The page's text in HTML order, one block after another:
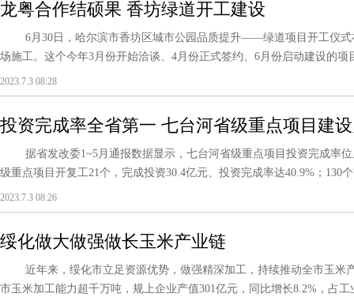
龙粤合作结硕果 香坊绿道开工建设
6月30日，哈尔滨市香坊区城市公园品质提升——绿道项目开工仪式
场施工。这个今年3月份开始洽谈、4月份正式签约、6月份启动建设的
2023.7.3 08:28
投资完成率全省第一 七台河省级重点项目建
据省发改委1~5月通报数据显示，七台河省级重点项目投资完成率位
级重点项目开复工21个，完成投资30.4亿元、投资完成率达40.9%；130
2023.7.3 08:26
绥化做大做强做长玉米产业链
近年来，绥化市立足资源优势，做强精深加工，持续推动全市玉米
市玉米加工能力超千万吨，规上企业产值301亿元，同比增长8.2%，占